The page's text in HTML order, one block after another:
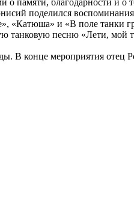
поделился
«Катюша» и «В поле танки
песню «Лети, мой
В конце мероприятия